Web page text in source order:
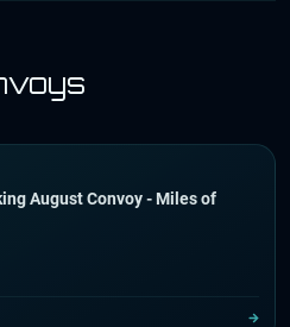
August Convoy - Miles of